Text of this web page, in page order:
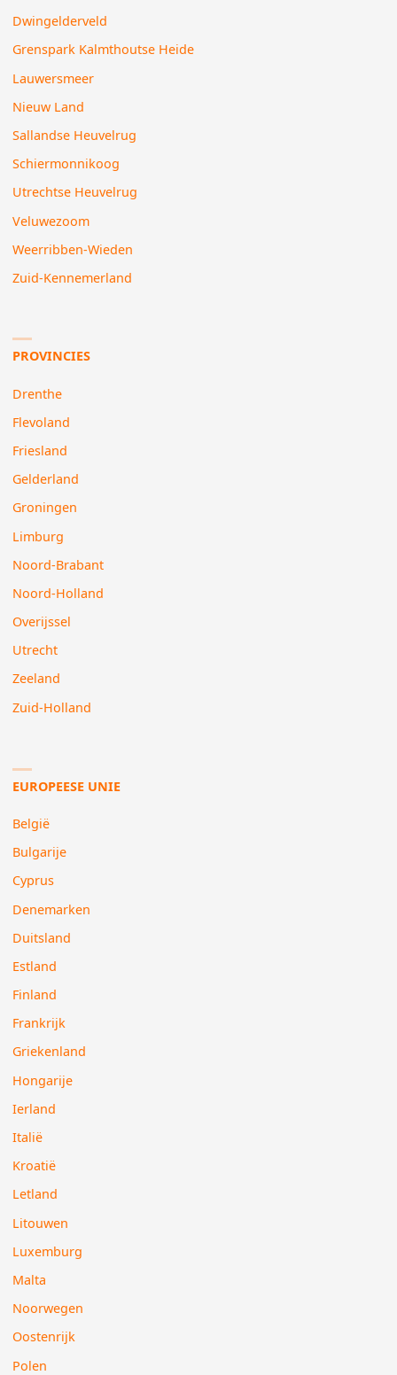
Dwingelderveld
Grenspark Kalmthoutse Heide
Lauwersmeer
Nieuw Land
Sallandse Heuvelrug
Schiermonnikoog
Utrechtse Heuvelrug
Veluwezoom
Weerribben-Wieden
Zuid-Kennemerland
PROVINCIES
Drenthe
Flevoland
Friesland
Gelderland
Groningen
Limburg
Noord-Brabant
Noord-Holland
Overijssel
Utrecht
Zeeland
Zuid-Holland
EUROPEESE UNIE
België
Bulgarije
Cyprus
Denemarken
Duitsland
Estland
Finland
Frankrijk
Griekenland
Hongarije
Ierland
Italië
Kroatië
Letland
Litouwen
Luxemburg
Malta
Noorwegen
Oostenrijk
Polen